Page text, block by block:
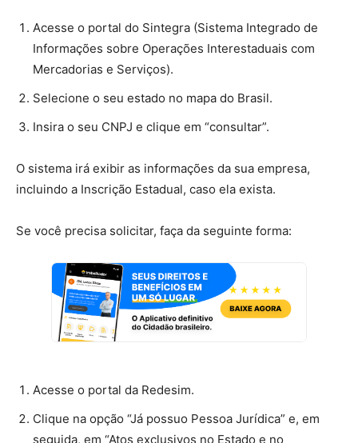
Acesse o portal do Sintegra (Sistema Integrado de
Informações sobre Operações Interestaduais com
Mercadorias e Serviços).
Selecione o seu estado no mapa do Brasil.
Insira o seu CNPJ e clique em “consultar”.
O sistema irá exibir as informações da sua empresa,
incluindo a Inscrição Estadual, caso ela exista.
Se você precisa solicitar, faça da seguinte forma:
Acesse o portal da Redesim.
Clique na opção “Já possuo Pessoa Jurídica” e, em
seguida, em “Atos exclusivos no Estado e no